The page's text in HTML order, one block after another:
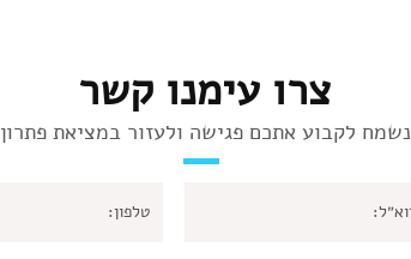
צרו עימנו קשר
נשמח לקבוע אתכם פגישה ולעזור במציאת פתרון